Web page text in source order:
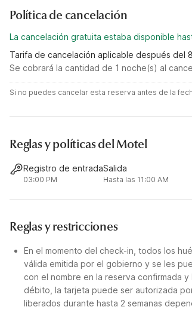
Política de cancelación
La cancelación gratuita estaba disponible
Tarifa de cancelación aplicable después del
Se cobrará la cantidad de 1 noche(s) al
Si no puedes cancelar esta reserva antes de la
Reglas y políticas del Motel
Registro de entrada
03:00 PM
Salida
Hasta las 11:00 AM
Reglas y restricciones
En el momento del check-in, todos los
válida emitida por el gobierno y se les
con el nombre en la reserva confirmada
débito, la tarjeta puede ser autorizada
liberados durante hasta 2 semanas